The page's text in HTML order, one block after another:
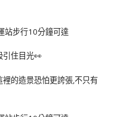
引住目光👀
的造景恐怕更誇張,不只有